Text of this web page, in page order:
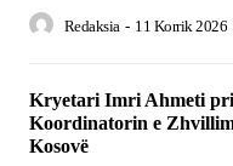
Redaksia - 11 Korrik 2026
Kryetari Imri Ahmeti
Koordinatorin e
Kosovë